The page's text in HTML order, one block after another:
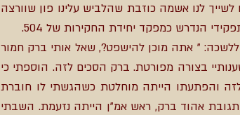
לשייך לנו אשמה כוזבת שהלביש עלינו פון שוורצה
הנדרש כמפקד יחידת החקירות של 504.
לבדי אליו ללשכה: " אתה מוכן להישפט?, שאל אותי ברק חמור
בצורה מפורטת. ברק הסכים לזה. הוספתי כי
והפתעתו הייתה מוחלטת כשהגשתי לו חוברת
אהוד ברק, ראש אמ"ן הייתה נזעמת. השבתי